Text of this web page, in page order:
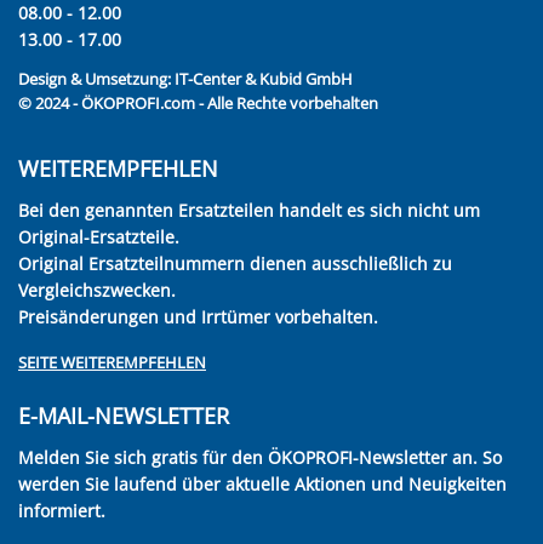
08.00 - 12.00
13.00 - 17.00
Design & Umsetzung: IT-Center & Kubid GmbH
© 2024 - ÖKOPROFI.com - Alle Rechte vorbehalten
WEITEREMPFEHLEN
Bei den genannten Ersatzteilen handelt es sich nicht um
Original-Ersatzteile.
Original Ersatzteilnummern dienen ausschließlich zu
Vergleichszwecken.
Preisänderungen und Irrtümer vorbehalten.
SEITE WEITEREMPFEHLEN
E-MAIL-NEWSLETTER
Melden Sie sich gratis für den ÖKOPROFI-Newsletter an. So
werden Sie laufend über aktuelle Aktionen und Neuigkeiten
informiert.